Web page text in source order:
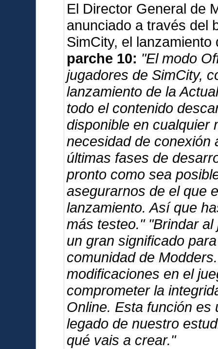
El Director General de
anunciado a través del
SimCity, el
parche 10: "El modo
jugadores de SimCity,
lanzamiento de la
todo el contenido
disponible en cualquier
necesidad de conexión
últimas fases de
pronto como sea
asegurarnos de el que
lanzamiento. Así que
más testeo." "Brindar
un gran significado
comunidad de
modificaciones en el
comprometer la
Online. Esta función es
legado de nuestro
qué vais a crear."